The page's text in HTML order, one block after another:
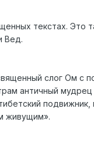
текстах. Это
Вед.
слог Ом с
античный
живущим».